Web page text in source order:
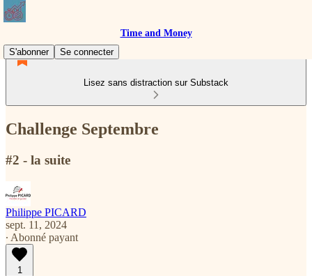
Time and Money
S'abonner
Se connecter
Lisez sans distraction sur Substack
Challenge Septembre
#2 - la suite
Philippe PICARD
sept. 11, 2024
∙ Abonné payant
1